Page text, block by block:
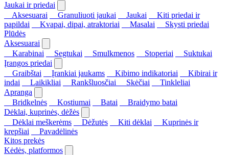
Jaukai ir priedai
Aksesuarai
Granuliuoti jaukai Jaukai
Kiti priedai ir
papildai
Kvapai, dipai, atraktoriai Masalai
Skysti priedai
Plūdės
Aksesuarai
Karabinai
Segtukai Smulkmenos Stoperiai
Suktukai
Įrangos priedai
Graibštai
Įrankiai jaukams Kibimo indikatoriai
Kibirai ir
indai
Laikikliai Rankšluosčiai Skėčiai
Tinkleliai
Apranga
Bridkelnės
Kostiumai Batai
Braidymo batai
Dėklai, kuprinės, dėžės
Dėklai meškerėms
Dėžutės Kiti dėklai
Kuprinės ir
krepšiai
Pavadėlinės
Kitos prekės
Kėdės, platformos